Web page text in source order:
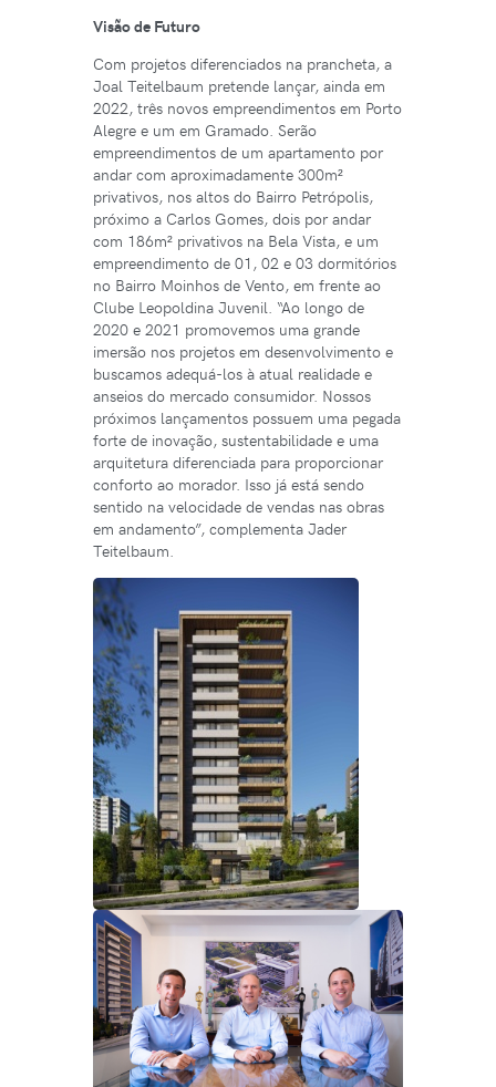
Visão de Futuro
Com projetos diferenciados na prancheta, a
Joal Teitelbaum pretende lançar, ainda em
2022, três novos empreendimentos em Porto
Alegre e um em Gramado. Serão
empreendimentos de um apartamento por
andar com aproximadamente 300m²
privativos, nos altos do Bairro Petrópolis,
próximo a Carlos Gomes, dois por andar
com 186m² privativos na Bela Vista, e um
empreendimento de 01, 02 e 03 dormitórios
no Bairro Moinhos de Vento, em frente ao
Clube Leopoldina Juvenil. “Ao longo de
2020 e 2021 promovemos uma grande
imersão nos projetos em desenvolvimento e
buscamos adequá-los à atual realidade e
anseios do mercado consumidor. Nossos
próximos lançamentos possuem uma pegada
forte de inovação, sustentabilidade e uma
arquitetura diferenciada para proporcionar
conforto ao morador. Isso já está sendo
sentido na velocidade de vendas nas obras
em andamento”, complementa Jader
Teitelbaum.